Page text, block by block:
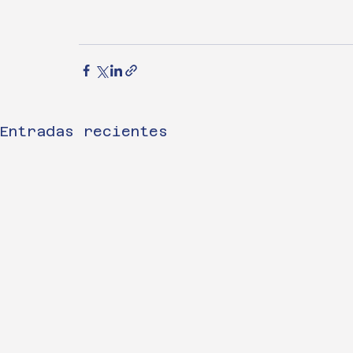
Entradas recientes